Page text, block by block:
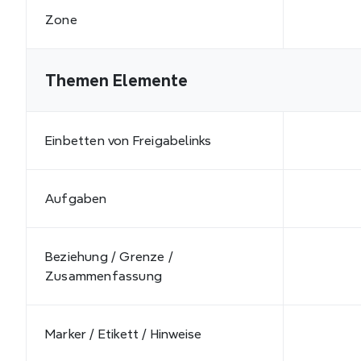
Zone
Themen Elemente
Einbetten von Freigabelinks
Aufgaben
Beziehung / Grenze /
Zusammenfassung
Marker / Etikett / Hinweise